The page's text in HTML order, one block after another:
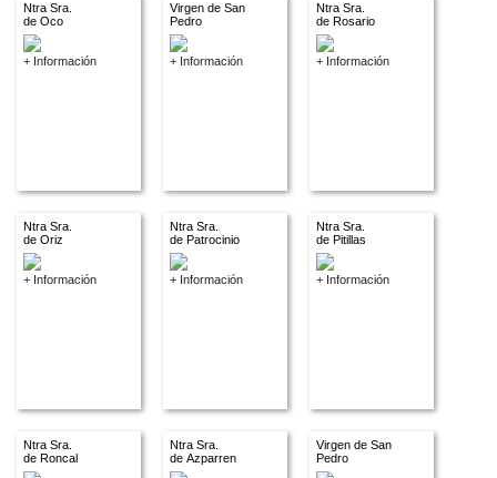
Ntra Sra.
de Oco
+ Información
Virgen de San
Pedro
+ Información
Ntra Sra.
de Rosario
+ Información
Ntra Sra.
de Oriz
+ Información
Ntra Sra.
de Patrocinio
+ Información
Ntra Sra.
de Pitillas
+ Información
Ntra Sra.
de Roncal
Ntra Sra.
de Azparren
Virgen de San
Pedro